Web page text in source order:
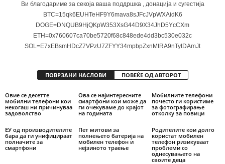
Ви благодариме за секоја ваша поддршка , донација и сугестија
BTC=15qk6EUHTeHF9Y6mava8sJFcJVpWXAidK6
DOGE=DNQUB9HjQKpW353XsG44D9X34JhD5YcCXm
ETH=0x760607ca70be5720f68c848ede4dd3bc530e032c
SOL=E7xEBsmHDcZ7VPzU7ZFYY34mpbpZxnMtRA9nTytDAmJt
ПОВРЗАНИ НАСЛОВИ ПОВЕЌЕ ОД АВТОРОТ
Овие се десетте
мобилни телефони кои
некогаш ни причинуваа
задоволство
Ова се најинтересните
смартфони кои може да
ги очекуваме до крајот
на годината
Мобилните телефони
почесто ги користиме
за фотографирање
отколку за повици
ЕУ од производителите
бара да ги унифицираат
полначите за
смартфони
Пет митови за
полнењето батерија на
мобилен телефон и
нејзиното траење
Родителите кои долго
користат мобилен
телефон ризикуваат
проблеми со
однесувањето на
своите деца